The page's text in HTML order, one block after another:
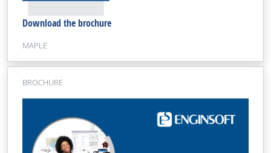
Download the brochure
MAPLE
BROCHURE